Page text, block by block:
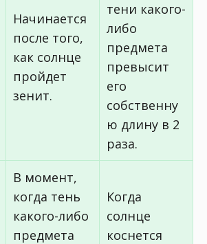
Начинается
после того,
как солнце
пройдет
зенит.
тени какого-
либо
предмета
превысит
его
собственну
ю длину в 2
раза.
В момент,
когда тень
какого-либо
предмета
Когда
солнце
коснется